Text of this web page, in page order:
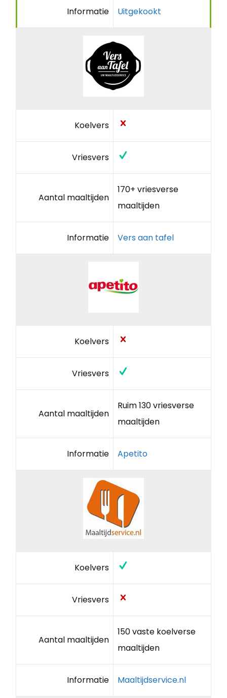
Informatie Uitgekookt
Koelvers
Vriesvers
Aantal maaltijden
170+ vriesverse
maaltijden
Informatie Vers aan tafel
Koelvers
Vriesvers
Aantal maaltijden
Ruim 130 vriesverse
maaltijden
Informatie Apetito
Koelvers
Vriesvers
Aantal maaltijden
150 vaste koelverse
maaltijden
Informatie Maaltijdservice.nl